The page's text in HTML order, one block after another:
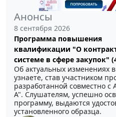
Анонсы
8 сентября 2026
Программа повышения
квалификации "О
системе в сфере закупок"
Об актуальных изменениях
узнаете, став участником
разработанной совместно с
А". Слушателям, успешно
программу, выдаются
установленного образца.